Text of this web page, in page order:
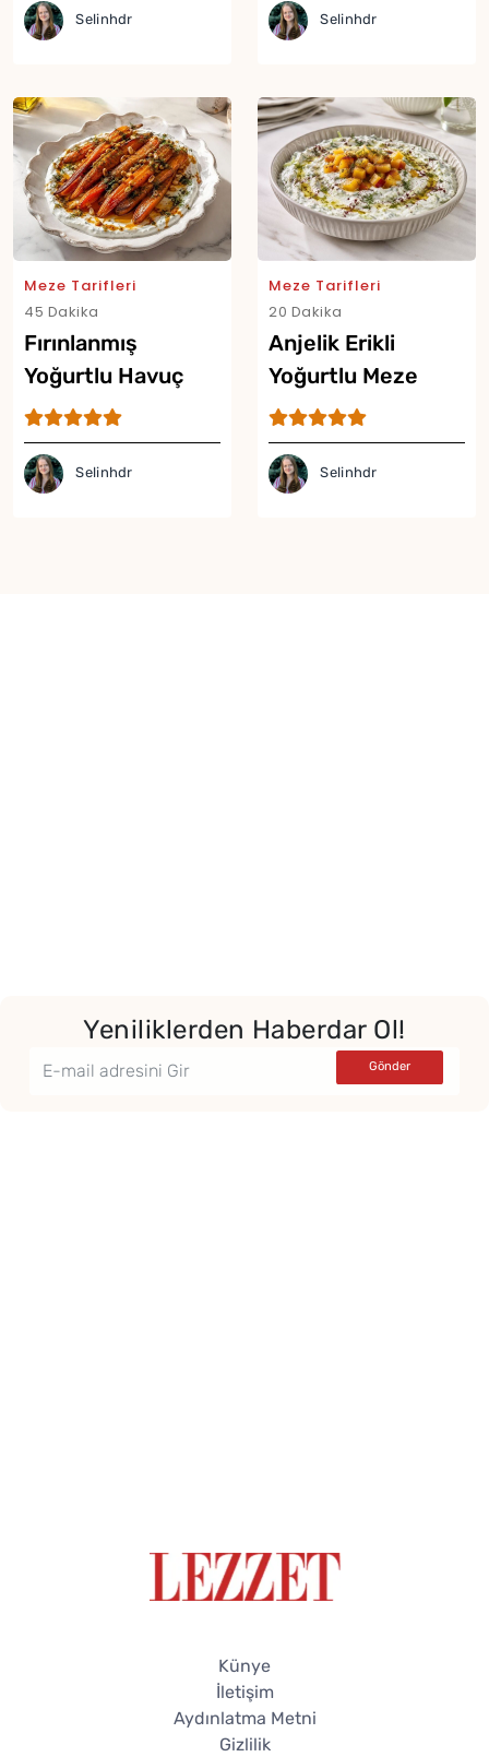
Selinhdr Selinhdr
Meze Tarifleri
45 Dakika
Fırınlanmış
Yoğurtlu Havuç
Mezesi Tarifi
Selinhdr
Meze Tarifleri
20 Dakika
Anjelik Erikli
Yoğurtlu Meze
Tarifi
Selinhdr
Yeniliklerden Haberdar Ol!
Künye
İletişim
Aydınlatma Metni
Gizlilik